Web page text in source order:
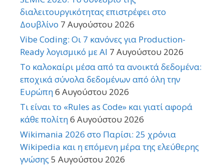
διαλειτουργικότητας επιστρέφει στο
Δουβλίνο 7 Αυγούστου 2026
Vibe Coding: Οι 7 κανόνες για Production-
Ready λογισμικό με AI 7 Αυγούστου 2026
Το καλοκαίρι μέσα από τα ανοικτά δεδομένα:
εποχικά σύνολα δεδομένων από όλη την
Ευρώπη6 Αυγούστου 2026
Τι είναι το «Rules as Code» και γιατί αφορά
κάθε πολίτη6 Αυγούστου 2026
Wikimania 2026 στο Παρίσι: 25 χρόνια
Wikipedia και η επόμενη μέρα της ελεύθερης
γνώσης 5 Αυγούστου 2026